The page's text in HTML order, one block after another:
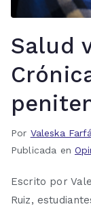
Salud
Por Valeska
Publicada en
Escrito por
Ruiz,